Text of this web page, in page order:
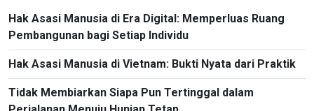
Hak Asasi Manusia di Era Digital: Memperluas Ruang
Pembangunan bagi Setiap Individu
Hak Asasi Manusia di Vietnam: Bukti Nyata dari Praktik
Tidak Membiarkan Siapa Pun Tertinggal dalam